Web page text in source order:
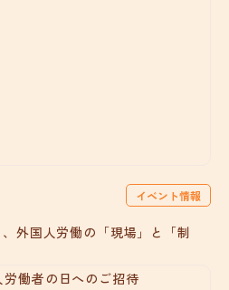
イベント情報
外国人労働の「現場」と「制